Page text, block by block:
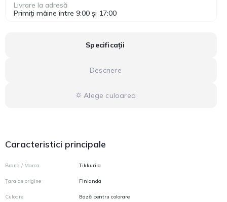
Livrare la adresă
Primiți mâine între 9:00 și 17:00
Specificații
Descriere
⛭ Alege culoarea
Caracteristici principale
Brand / Marca Tikkurila
Țara de origine Finlanda
Culoare Bază pentru colorare